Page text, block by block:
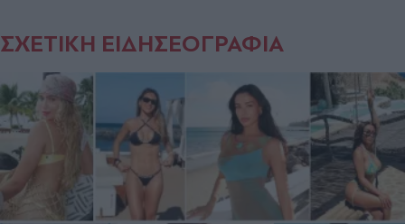
ΣΧΕΤΙΚΗ ΕΙΔΗΣΕΟΓΡΑΦΙΑ